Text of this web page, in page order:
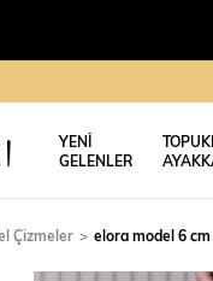
YENİ
GELENLER
Çizmeler elora model 6